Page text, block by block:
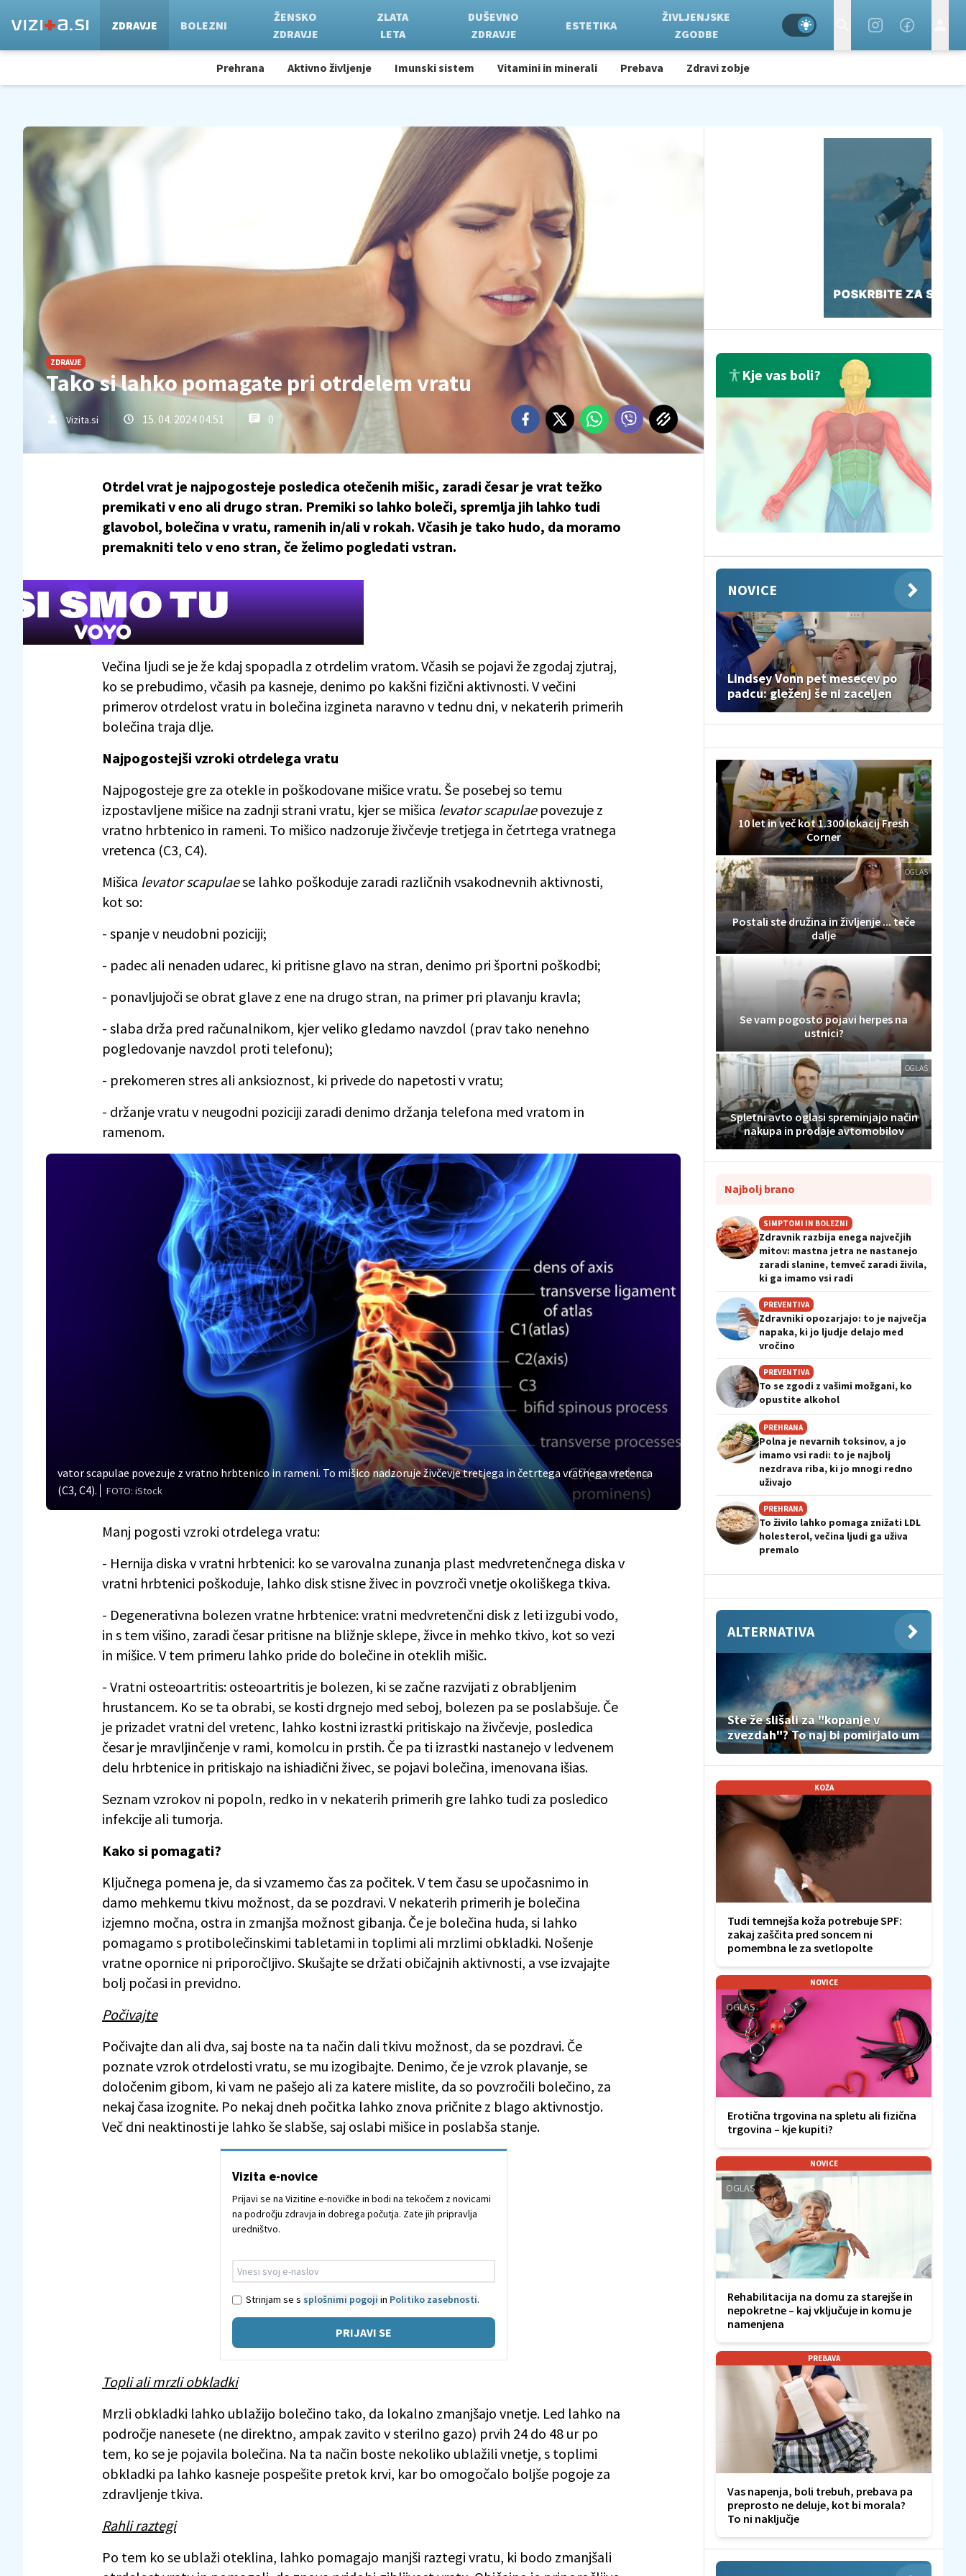
ZDRAVJE BOLEZNI
ŽENSKO
ZDRAVJE
ZLATA
LETA
DUŠEVNO
ZDRAVJE
ESTETIKA
ŽIVLJENJSKE
ZGODBE
Prehrana Aktivno življenje Imunski sistem Vitamini in minerali Prebava Zdravi zobje
ZDRAVJE
Tako si lahko pomagate pri otrdelem vratu
Vizita.si 15. 04. 2024 04.51 0
Otrdel vrat je najpogosteje posledica otečenih mišic, zaradi česar je vrat težko
premikati v eno ali drugo stran. Premiki so lahko boleči, spremlja jih lahko tudi
glavobol, bolečina v vratu, ramenih in/ali v rokah. Včasih je tako hudo, da moramo
premakniti telo v eno stran, če želimo pogledati vstran.
Večina ljudi se je že kdaj spopadla z otrdelim vratom. Včasih se pojavi že zgodaj zjutraj,
ko se prebudimo, včasih pa kasneje, denimo po kakšni fizični aktivnosti. V večini
primerov otrdelost vratu in bolečina izgineta naravno v tednu dni, v nekaterih primerih
bolečina traja dlje.
Najpogostejši vzroki otrdelega vratu
Najpogosteje gre za otekle in poškodovane mišice vratu. Še posebej so temu
izpostavljene mišice na zadnji strani vratu, kjer se mišica levator scapulaepovezuje z
vratno hrbtenico in rameni. To mišico nadzoruje živčevje tretjega in četrtega vratnega
vretenca (C3, C4).
Mišica levator scapulaese lahko poškoduje zaradi različnih vsakodnevnih aktivnosti,
kot so:
- spanje v neudobni poziciji;
- padec ali nenaden udarec, ki pritisne glavo na stran, denimo pri športni poškodbi;
- ponavljujoči se obrat glave z ene na drugo stran, na primer pri plavanju kravla;
- slaba drža pred računalnikom, kjer veliko gledamo navzdol (prav tako nenehno
pogledovanje navzdol proti telefonu);
- prekomeren stres ali anksioznost, ki privede do napetosti v vratu;
- držanje vratu v neugodni poziciji zaradi denimo držanja telefona med vratom in
ramenom.
vator scapulae povezuje z vratno hrbtenico in rameni. To mišico nadzoruje živčevje tretjega in četrtega vratnega vretenca
(C3, C4).
FOTO: iStock
Manj pogosti vzroki otrdelega vratu:
- Hernija diska v vratni hrbtenici: ko se varovalna zunanja plast medvretenčnega diska v
vratni hrbtenici poškoduje, lahko disk stisne živec in povzroči vnetje okoliškega tkiva.
- Degenerativna bolezen vratne hrbtenice: vratni medvretenčni disk z leti izgubi vodo,
in s tem višino, zaradi česar pritisne na bližnje sklepe, živce in mehko tkivo, kot so vezi
in mišice. V tem primeru lahko pride do bolečine in oteklih mišic.
- Vratni osteoartritis: osteoartritis je bolezen, ki se začne razvijati z obrabljenim
hrustancem. Ko se ta obrabi, se kosti drgnejo med seboj, bolezen pa se poslabšuje. Če
je prizadet vratni del vretenc, lahko kostni izrastki pritiskajo na živčevje, posledica
česar je mravljinčenje v rami, komolcu in prstih. Če pa ti izrastki nastanejo v ledvenem
delu hrbtenice in pritiskajo na ishiadični živec, se pojavi bolečina, imenovana išias.
Seznam vzrokov ni popoln, redko in v nekaterih primerih gre lahko tudi za posledico
infekcije ali tumorja.
Kako si pomagati?
Ključnega pomena je, da si vzamemo čas za počitek. V tem času se upočasnimo in
damo mehkemu tkivu možnost, da se pozdravi. V nekaterih primerih je bolečina
izjemno močna, ostra in zmanjša možnost gibanja. Če je bolečina huda, si lahko
pomagamo s protibolečinskimi tabletami in toplimi ali mrzlimi obkladki. Nošenje
vratne opornice ni priporočljivo. Skušajte se držati običajnih aktivnosti, a vse izvajajte
bolj počasi in previdno.
Počivajte
Počivajte dan ali dva, saj boste na ta način dali tkivu možnost, da se pozdravi. Če
poznate vzrok otrdelosti vratu, se mu izogibajte. Denimo, če je vzrok plavanje, se
določenim gibom, ki vam ne pašejo ali za katere mislite, da so povzročili bolečino, za
nekaj časa izognite. Po nekaj dneh počitka lahko znova pričnite z blago aktivnostjo.
Več dni neaktinosti je lahko še slabše, saj oslabi mišice in poslabša stanje.
Vizita e-novice
Prijavi se na Vizitine e-novičke in bodi na tekočem z novicami
na področju zdravja in dobrega počutja. Zate jih pripravlja
uredništvo.
Strinjam se s splošnimi pogoji in Politiko zasebnosti.
PRIJAVI SE
Topli ali mrzli obkladki
Mrzli obkladki lahko ublažijo bolečino tako, da lokalno zmanjšajo vnetje. Led lahko na
področje nanesete (ne direktno, ampak zavito v sterilno gazo) prvih 24 do 48 ur po
tem, ko se je pojavila bolečina. Na ta način boste nekoliko ublažili vnetje, s toplimi
obkladki pa lahko kasneje pospešite pretok krvi, kar bo omogočalo boljše pogoje za
zdravljenje tkiva.
Rahli raztegi
Po tem ko se ublaži oteklina, lahko pomagajo manjši raztegi vratu, ki bodo zmanjšali
Kje vas boli?
NOVICE
Lindsey Vonn pet mesecev po
padcu: gleženj še ni zaceljen
10 let in več kot 1.300 lokacij Fresh
Corner
OGLAS
Postali ste družina in življenje ... teče
dalje
Se vam pogosto pojavi herpes na
ustnici?
OGLAS
Spletni avto oglasi spreminjajo način
nakupa in prodaje avtomobilov
Najbolj brano
SIMPTOMI IN BOLEZNI
Zdravnik razbija enega največjih
mitov: mastna jetra ne nastanejo
zaradi slanine, temveč zaradi živila,
ki ga imamo vsi radi
PREVENTIVA
Zdravniki opozarjajo: to je največja
napaka, ki jo ljudje delajo med
vročino
PREVENTIVA
To se zgodi z vašimi možgani, ko
opustite alkohol
PREHRANA
Polna je nevarnih toksinov, a jo
imamo vsi radi: to je najbolj
nezdrava riba, ki jo mnogi redno
uživajo
PREHRANA
To živilo lahko pomaga znižati LDL
holesterol, večina ljudi ga uživa
premalo
ALTERNATIVA
Ste že slišali za "kopanje v
zvezdah"? To naj bi pomirjalo um
KOŽA
Tudi temnejša koža potrebuje SPF:
zakaj zaščita pred soncem ni
pomembna le za svetlopolte
NOVICE
OGLAS
Erotična trgovina na spletu ali fizična
trgovina – kje kupiti?
NOVICE
OGLAS
Rehabilitacija na domu za starejše in
nepokretne – kaj vključuje in komu je
namenjena
PREBAVA
Vas napenja, boli trebuh, prebava pa
preprosto ne deluje, kot bi morala?
To ni naključje